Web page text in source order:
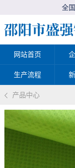
全
网站首页
生产流程
产品中心